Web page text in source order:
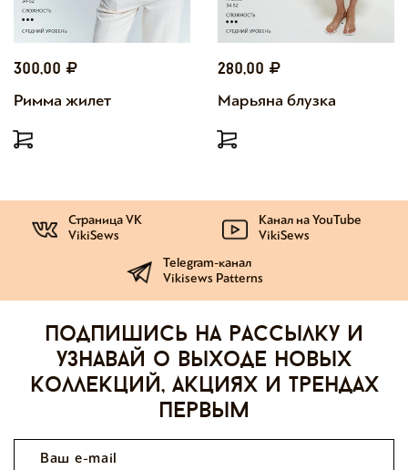
300,00
Римма жилет
280,00
Марьяна блузка
Страница VK
VikiSews
Канал на YouTube
VikiSews
Telegram-канал
Vikisews Patterns
Подпишись на рассылку и
узнавай о выходе новых
коллекций, акциях и трендах
первым